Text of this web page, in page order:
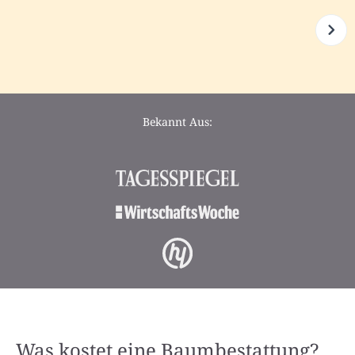
Bekannt Aus:
Was kostet eine Baumbestattung?